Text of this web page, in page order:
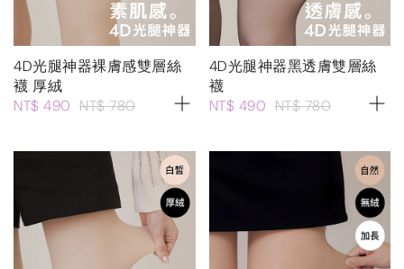
4D光腿神器裸膚感雙層絲
襪 厚絨
NT$ 490 NT$ 780
4D光腿神器黑透膚雙層絲
襪
NT$ 490 NT$ 780